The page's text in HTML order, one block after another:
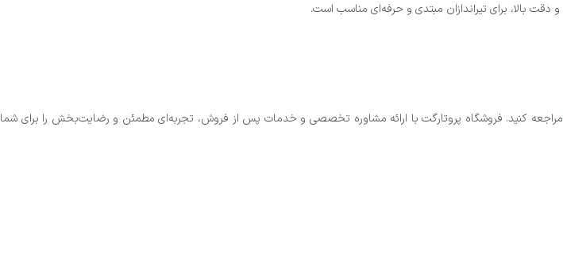
مراجعه کنید. فروشگاه پروتارگت با ارائه مشاوره تخصصی و خدمات پس از فروش، تجربه‌ای مطمئن و رضایت‌بخش را برای شما